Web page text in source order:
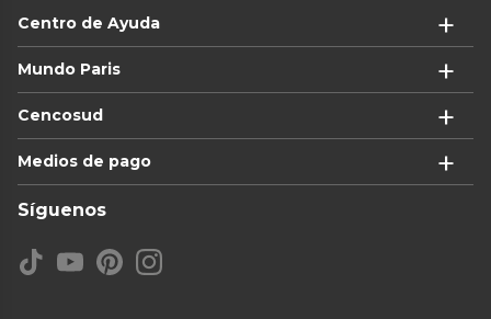
Centro de Ayuda
Mundo Paris
Cencosud
Medios de pago
Síguenos